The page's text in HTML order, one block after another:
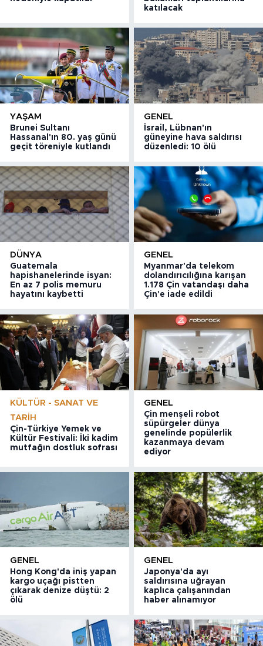
katılacak
YAŞAM
Brunei Sultanı
Hassanal'ın 80. yaş günü
geçit töreniyle kutlandı
GENEL
İsrail, Lübnan'ın
güneyine hava saldırısı
düzenledi: 10 ölü
DÜNYA
Guatemala
hapishanelerinde isyan:
En az 7 polis memuru
hayatını kaybetti
GENEL
Myanmar'da telekom
dolandırıcılığına karışan
1.178 Çin vatandaşı daha
Çin'e iade edildi
KÜLTÜR - SANAT VE
TARIH
Çin-Türkiye Yemek ve
Kültür Festivali: İki kadim
mutfağın dostluk sofrası
GENEL
Çin menşeli robot
süpürgeler dünya
genelinde popülerlik
kazanmaya devam
ediyor
GENEL
Hong Kong'da iniş yapan
kargo uçağı pistten
çıkarak denize düştü: 2
ölü
GENEL
Japonya'da ayı
saldırısına uğrayan
kaplıca çalışanından
haber alınamıyor